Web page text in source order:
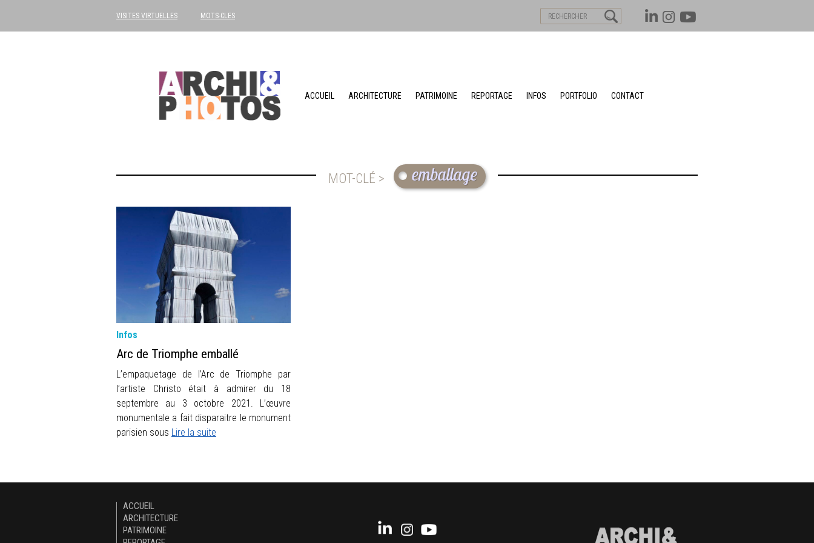
VISITES VIRTUELLES MOTS-CLES
ACCUEIL ARCHITECTURE PATRIMOINE REPORTAGE INFOS PORTFOLIO CONTACT
MOT-CLÉ > emballage
Infos
Arc de Triomphe emballé
L’empaquetage de l’Arc de Triomphe par
l’artiste Christo était à admirer du 18
septembre au 3 octobre 2021. L’œuvre
monumentale a fait disparaitre le monument
parisien sous Lire la suite
ACCUEIL
ARCHITECTURE
PATRIMOINE